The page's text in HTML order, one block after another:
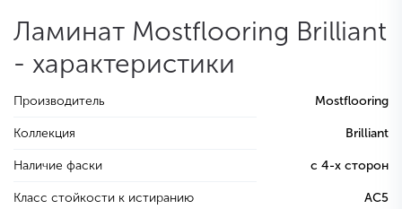
Ламинат Mostflooring Brilliant
- характеристики
Производитель Mostflooring
Коллекция Brilliant
Наличие фаски с 4-х сторон
Класс стойкости к истиранию AC5